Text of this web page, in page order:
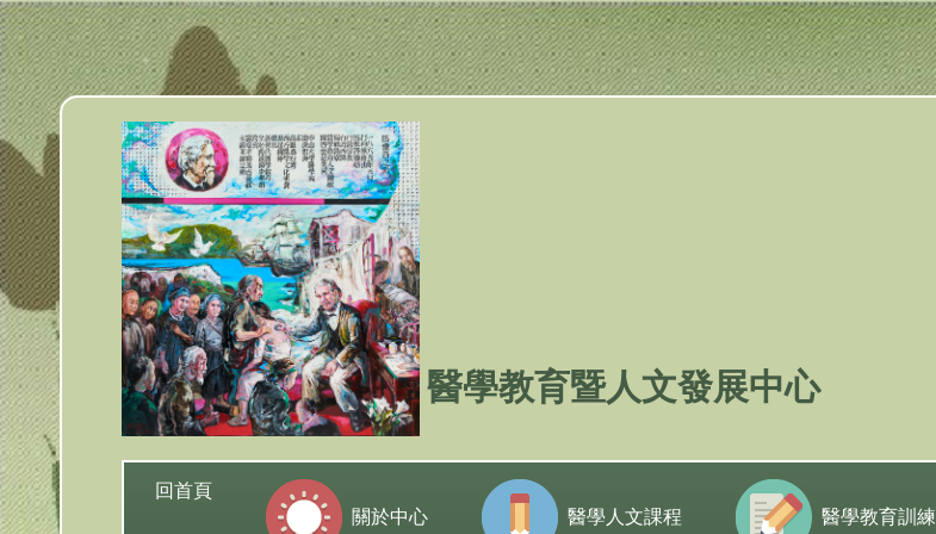
跳
到
主
要
內
容
區
塊
醫學教育暨人文發展中心
回首頁
關於中心
醫學人文課程 醫學教育訓練